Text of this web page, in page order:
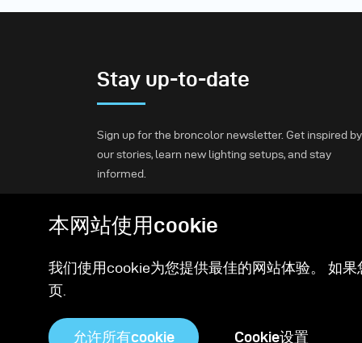
Stay up-to-date
Sign up for the broncolor newsletter. Get inspired by
our stories, learn new lighting setups, and stay
informed.
Subscribe
本网站使用cookie
我们使用cookie为您提供最佳的网站体验。 如
页.
允许所有cookie Cookie设置